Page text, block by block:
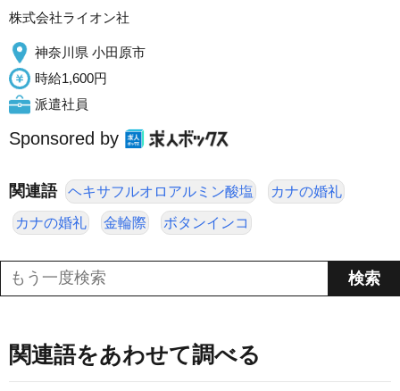
株式会社ライオン社
神奈川県 小田原市
時給1,600円
派遣社員
Sponsored by
関連語 ヘキサフルオロアルミン酸塩 カナの婚礼
カナの婚礼 金輪際 ボタンインコ
関連語をあわせて調べる